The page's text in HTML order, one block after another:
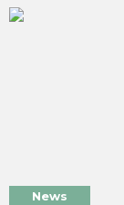
News
SERVIZI